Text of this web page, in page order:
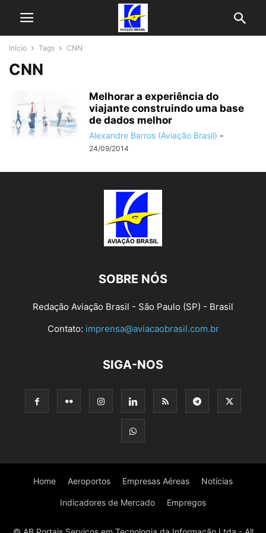
Início Tags CNN
CNN
Melhorar a experiência do
viajante construindo uma base
de dados melhor
Alexandre Barros (Aviação Brasil) -
24/09/2014
SOBRE NÓS
Redação Aviação Brasil - São Paulo (SP) - Brasil
Contato: imprensa@aviacaobrasil.com.br
SIGA-NOS
Home Aeroportos Empresas Aéreas Notícias
Indicadores de Mercado Empregos